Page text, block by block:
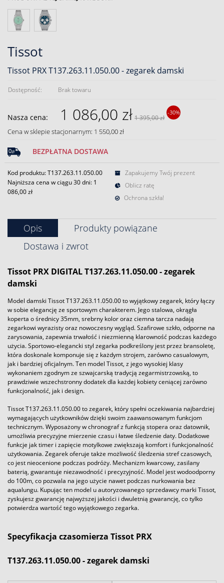
Tissot
Tissot PRX T137.263.11.050.00 - zegarek damski
Dostępność: Brak towaru
Nasza cena: 1 086,00 zł 1 395,00 zł
-30%
Cena w sklepie stacjonarnym: 1 550,00 zł
BEZPŁATNA DOSTAWA
Kod produktu: T137.263.11.050.00
Najniższa cena w ciągu 30 dni: 1
086,00 zł
Zapakujemy Twój prezent
Oblicz ratę
Ochrona szkła!
Opis
Produkty powiązane
Dostawa i zwrot
Tissot PRX DIGITAL T137.263.11.050.00 - zegarek
damski
Model damski Tissot T137.263.11.050.00 to wyjątkowy zegarek, który łączy
w sobie elegancję ze sportowym charakterem. Jego stalowa, okrągła
koperta o średnicy 35mm, srebrny kolor oraz ciemna tarcza nadają
zegarkowi wyrazisty oraz nowoczesny wygląd. Szafirowe szkło, odporne na
zarysowania, zapewnia trwałość i niezmienną klarowność podczas każdego
użycia. Sportowo-elegancki styl zegarka podkreślony jest przez bransoletę,
która doskonale komponuje się z każdym strojem, zarówno casualowym,
jak i bardziej oficjalnym. Ten model Tissot, z jego wysokiej klasy
wykonaniem zgodnym ze szwajcarską tradycją zegarmistrzowską, to
prawdziwie wszechstronny dodatek dla każdej kobiety ceniącej zarówno
funkcjonalność, jak i design.
Tissot T137.263.11.050.00 to zegarek, który spełni oczekiwania najbardziej
wymagających użytkowników dzięki swoim zaawansowanym funkcjom
technicznym. Wyposażony w chronograf z funkcją stopera oraz datownik,
umożliwia precyzyjne mierzenie czasu i łatwe śledzenie daty. Dodatkowe
funkcje jak timer i zapięcie motylkowe zwiększają komfort i funkcjonalność
użytkowania. Zegarek oferuje także możliwość śledzenia stref czasowych,
co jest nieocenione podczas podróży. Mechanizm kwarcowy, zasilany
baterią, gwarantuje niezawodność i precyzyjność. Model jest wodoodporny
do 100m, co pozwala na jego użycie nawet podczas nurkowania bez
aqualungu. Kupując ten model u autoryzowanego sprzedawcy marki Tissot,
zyskujesz gwarancję najwyższej jakości i dwuletnią gwarancję, co tylko
potwierdza wartość tego wyjątkowego zegarka.
Specyfikacja czasomierza Tissot PRX
T137.263.11.050.00 - zegarek damski